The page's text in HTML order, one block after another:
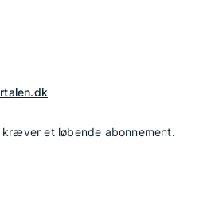
et løbende abonnement.